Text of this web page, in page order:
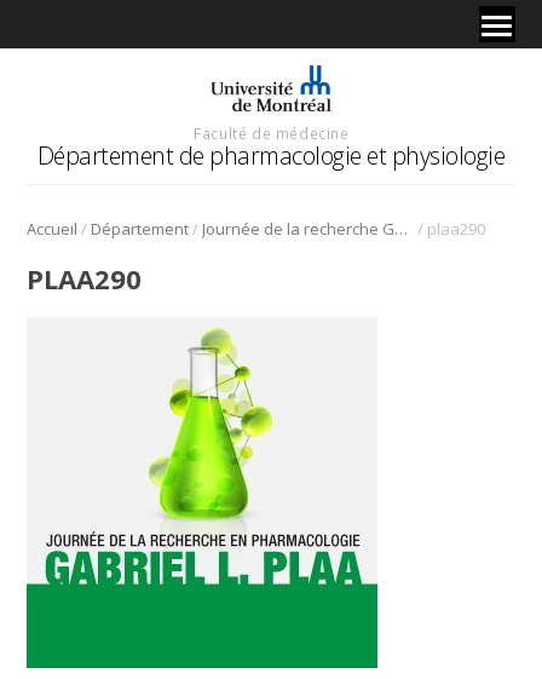
Faculté de médecine
Département de pharmacologie et physiologie
Accueil / Département/ Journée de la recherche Gabriel L. Plaa / plaa290
PLAA290